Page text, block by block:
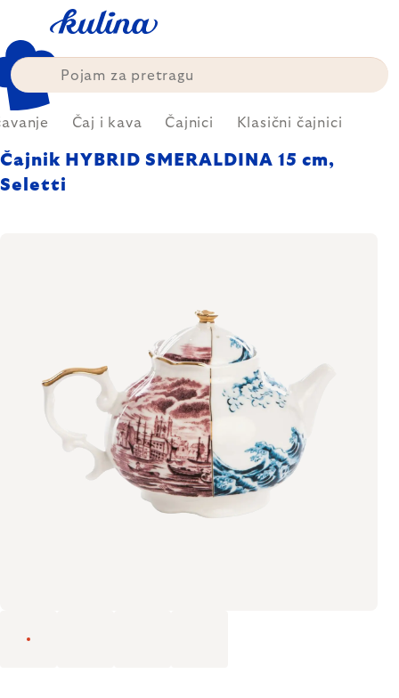
content
Čaj i kava Čajnici Klasični čajnici
Čajnik HYBRID SMERALDINA 15 cm,
Seletti